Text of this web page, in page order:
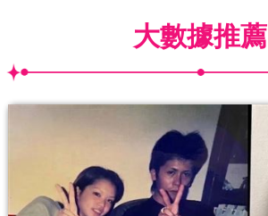
大數據推薦